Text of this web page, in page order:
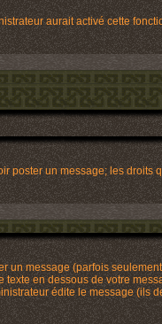
aurait activé cette
poster un message; les droits
un message (parfois
en dessous de votre
édite le message (ils